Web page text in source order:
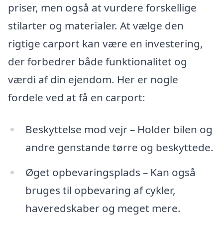
priser, men også at vurdere forskellige
stilarter og materialer. At vælge den
rigtige carport kan være en investering,
der forbedrer både funktionalitet og
værdi af din ejendom. Her er nogle
fordele ved at få en carport:
Beskyttelse mod vejr – Holder bilen og
andre genstande tørre og beskyttede.
Øget opbevaringsplads – Kan også
bruges til opbevaring af cykler,
haveredskaber og meget mere.